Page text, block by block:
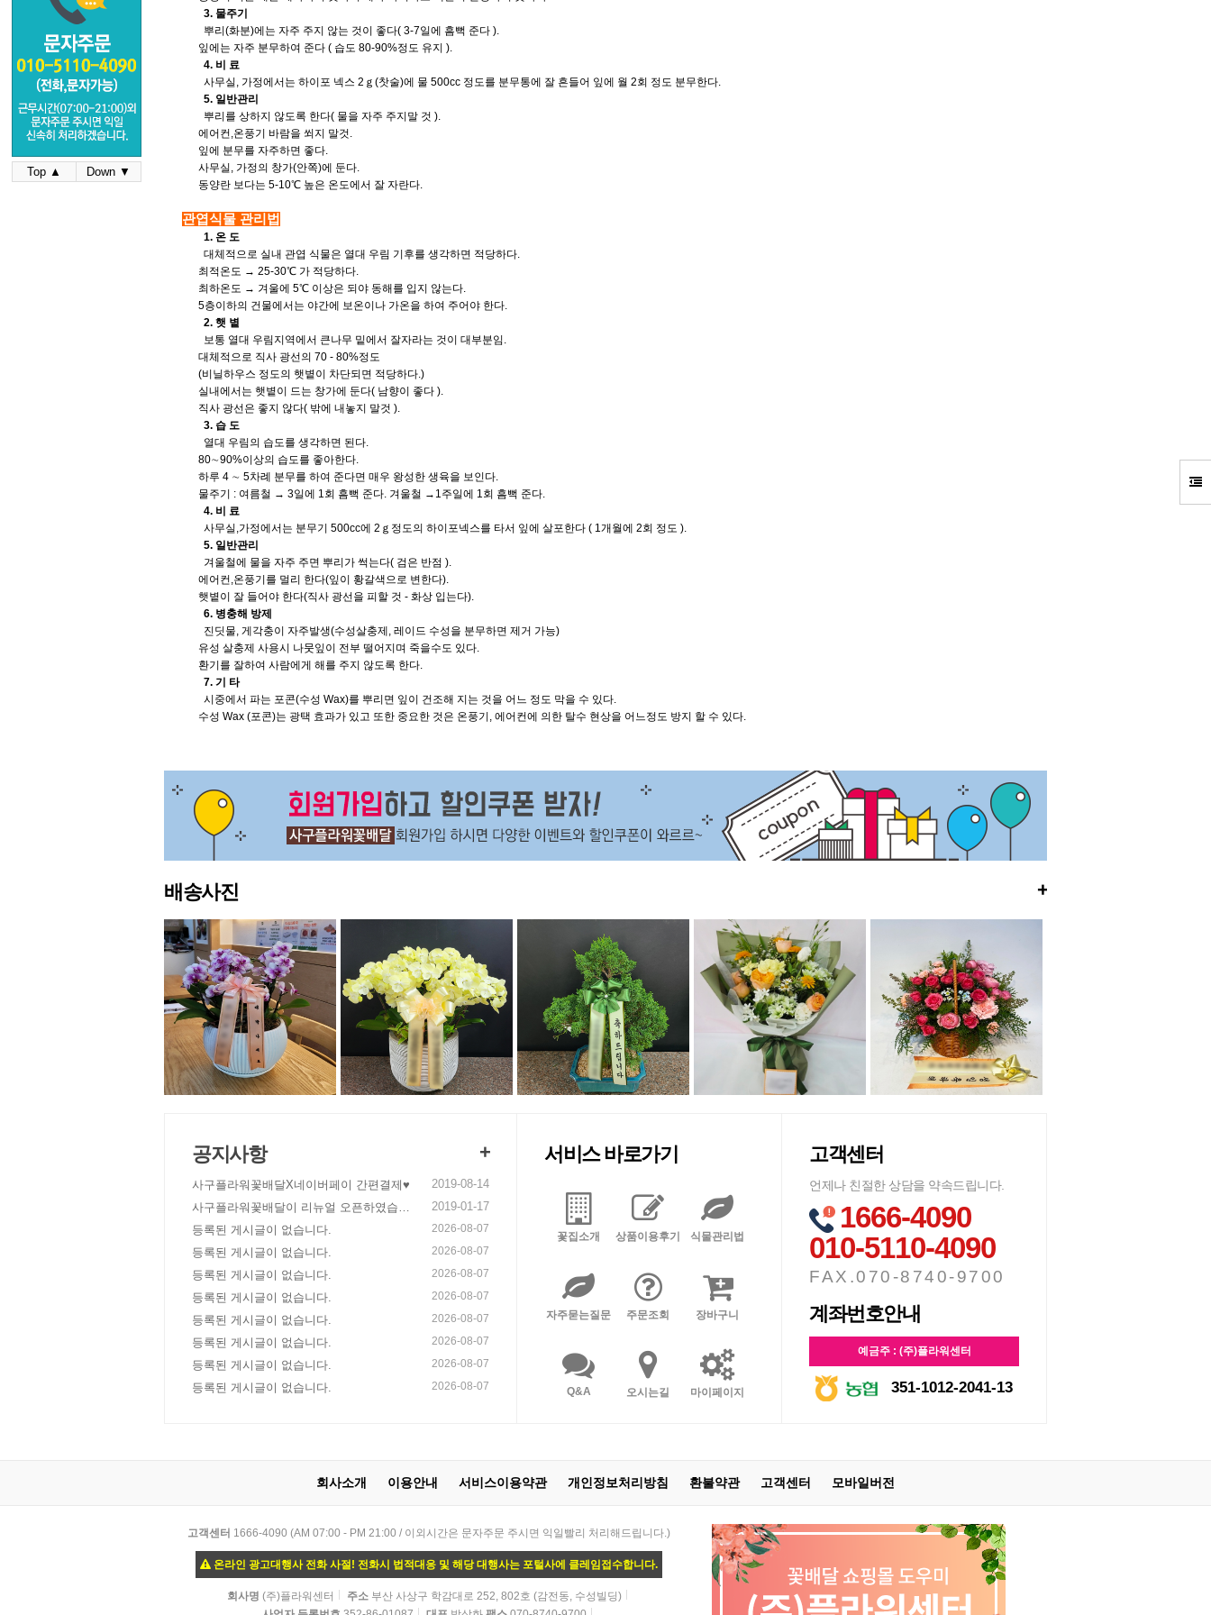
Top ▲ Down ▼
3. 물주기
뿌리(화분)에는 자주 주지 않는 것이 좋다( 3-7일에 흠뻑 준다 ).
잎에는 자주 분무하여 준다 ( 습도 80-90%정도 유지 ).
4. 비 료
사무실, 가정에서는 하이포 넥스 2ｇ(찻술)에 물 500cc 정도를 분무통에 잘 흔들어 잎에 월 2회 정도 분무한다.
5. 일반관리
뿌리를 상하지 않도록 한다( 물을 자주 주지말 것 ).
에어컨,온풍기 바람을 쐬지 말것.
잎에 분무를 자주하면 좋다.
사무실, 가정의 창가(안쪽)에 둔다.
동양란 보다는 5-10℃ 높은 온도에서 잘 자란다.
관엽식물 관리법
1. 온 도
대체적으로 실내 관엽 식물은 열대 우림 기후를 생각하면 적당하다.
최적온도 → 25-30℃ 가 적당하다.
최하온도 → 겨울에 5℃ 이상은 되야 동해를 입지 않는다.
5층이하의 건물에서는 야간에 보온이나 가온을 하여 주어야 한다.
2. 햇 볕
보통 열대 우림지역에서 큰나무 밑에서 잘자라는 것이 대부분임.
대체적으로 직사 광선의 70 - 80%정도
(비닐하우스 정도의 햇볕이 차단되면 적당하다.)
실내에서는 햇볕이 드는 창가에 둔다( 남향이 좋다 ).
직사 광선은 좋지 않다( 밖에 내놓지 말것 ).
3. 습 도
열대 우림의 습도를 생각하면 된다.
80∼90%이상의 습도를 좋아한다.
하루 4 ∼ 5차례 분무를 하여 준다면 매우 왕성한 생육을 보인다.
물주기 : 여름철 → 3일에 1회 흠뻑 준다. 겨울철 →1주일에 1회 흠뻑 준다.
4. 비 료
사무실,가정에서는 분무기 500cc에 2ｇ정도의 하이포넥스를 타서 잎에 살포한다 ( 1개월에 2회 정도 ).
5. 일반관리
겨울철에 물을 자주 주면 뿌리가 썩는다( 검은 반점 ).
에어컨,온풍기를 멀리 한다(잎이 황갈색으로 변한다).
햇볕이 잘 들어야 한다(직사 광선을 피할 것 - 화상 입는다).
6. 병충해 방제
진딧물, 게각충이 자주발생(수성살충제, 레이드 수성을 분무하면 제거 가능)
유성 살충제 사용시 나뭇잎이 전부 떨어지며 죽을수도 있다.
환기를 잘하여 사람에게 해를 주지 않도록 한다.
7. 기 타
시중에서 파는 포콘(수성 Wax)를 뿌리면 잎이 건조해 지는 것을 어느 정도 막을 수 있다.
수성 Wax (포콘)는 광택 효과가 있고 또한 중요한 것은 온풍기, 에어컨에 의한 탈수 현상을 어느정도 방지 할 수 있다.
배송사진 +
공지사항 +
사구플라워꽃배달X네이버페이 간편결제♥
2019-08-14
사구플라워꽃배달이 리뉴얼 오픈하였습니
다!
2019-01-17
등록된 게시글이 없습니다.
2026-08-07
등록된 게시글이 없습니다. 2026-08-07
등록된 게시글이 없습니다. 2026-08-07
등록된 게시글이 없습니다. 2026-08-07
등록된 게시글이 없습니다. 2026-08-07
등록된 게시글이 없습니다. 2026-08-07
등록된 게시글이 없습니다. 2026-08-07
등록된 게시글이 없습니다. 2026-08-07
서비스 바로가기
꽃집소개 상품이용후기 식물관리법
자주묻는질문 주문조회 장바구니
Q&A 오시는길 마이페이지
고객센터
언제나 친절한 상담을 약속드립니다.
1666-4090
010-5110-4090
FAX.070-8740-9700
계좌번호안내
예금주 : (주)플라워센터
351-1012-2041-13
회사소개 이용안내 서비스이용약관 개인정보처리방침 환불약관 고객센터 모바일버전
고객센터 1666-4090 (AM 07:00 - PM 21:00 / 이외시간은 문자주문 주시면 익일빨리 처리해드립니다.)
온라인 광고대행사 전화 사절! 전화시 법적대응 및 해당 대행사는 포털사에 클레임접수합니다.
회사명 (주)플라워센터 주소부산 사상구 학감대로 252, 802호 (감전동, 수성빌딩)